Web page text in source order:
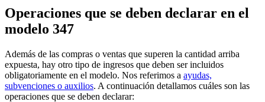
Operaciones que se deben declarar en el
modelo 347
Además de las compras o ventas que superen la cantidad arriba
expuesta, hay otro tipo de ingresos que deben ser incluidos
obligatoriamente en el modelo. Nos referimos a ayudas,
subvenciones o auxilios. A continuación detallamos cuáles son las
operaciones que se deben declarar: